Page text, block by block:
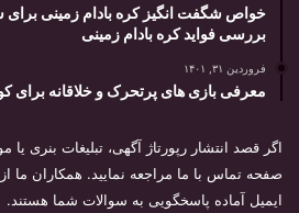
خواص شگفت انگیز کره بادام زمینی
بررسی فواید کره بادام زمینی
فروردین ۳۱, ۱۴۰۱
معرفی بازی های پرتحرک و خلاقانه برای کودکان
اگر قصد انتشار رپورتاژ آگهی، تبلیغات بنری یا
صفحه تماس با ما مراجعه نمایید. همکاران ما
ایمیل آماده پاسخگویی به سوالات شما هستند.